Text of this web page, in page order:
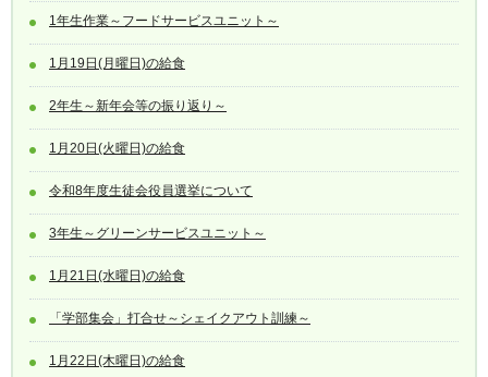
1年生作業～フードサービスユニット～
1月19日(月曜日)の給食
2年生～新年会等の振り返り～
1月20日(火曜日)の給食
令和8年度生徒会役員選挙について
3年生～グリーンサービスユニット～
1月21日(水曜日)の給食
「学部集会」打合せ～シェイクアウト訓練～
1月22日(木曜日)の給食